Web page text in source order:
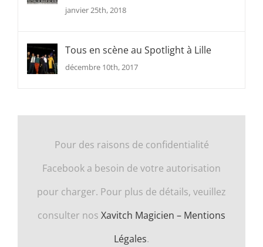
janvier 25th, 2018
Tous en scène au Spotlight à Lille
décembre 10th, 2017
Pour des raisons de confidentialité
Facebook a besoin de votre autorisation
pour charger. Pour plus de détails, veuillez
consulter nos Xavitch Magicien – Mentions
Légales.